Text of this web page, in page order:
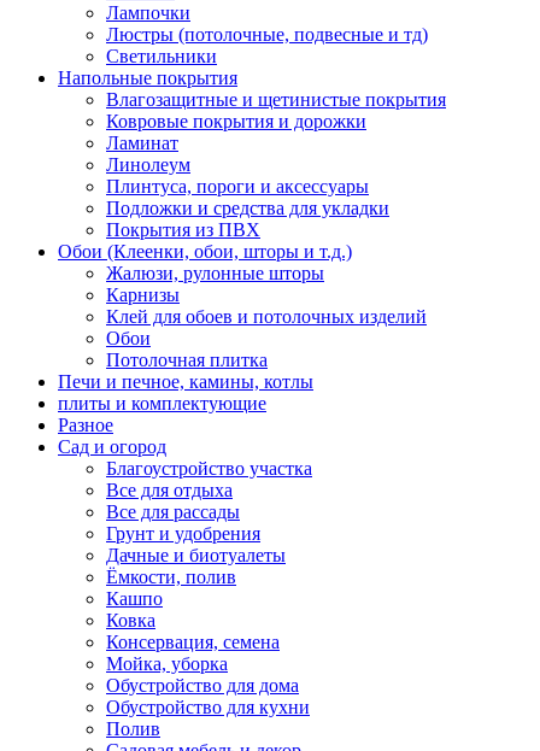
Лампочки
Люстры (потолочные, подвесные и тд)
Светильники
Напольные покрытия
Влагозащитные и щетинистые покрытия
Ковровые покрытия и дорожки
Ламинат
Линолеум
Плинтуса, пороги и аксессуары
Подложки и средства для укладки
Покрытия из ПВХ
Обои (Клеенки, обои, шторы и т.д.)
Жалюзи, рулонные шторы
Карнизы
Клей для обоев и потолочных изделий
Обои
Потолочная плитка
Печи и печное, камины, котлы
плиты и комплектующие
Разное
Сад и огород
Благоустройство участка
Все для отдыха
Все для рассады
Грунт и удобрения
Дачные и биотуалеты
Ёмкости, полив
Кашпо
Ковка
Консервация, семена
Мойка, уборка
Обустройство для дома
Обустройство для кухни
Полив